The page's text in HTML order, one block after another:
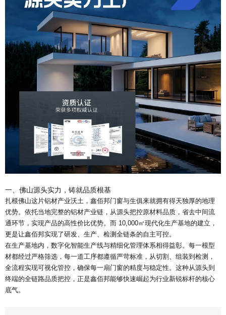
一、佛山源头实力，铸就品质根基
扎根佛山这片铝材产业沃土，鑫佰邦门窗与生俱来就拥有得天独厚的地理
优势。依托当地完整的铝材产业链，从源头把控原材料品质，省去中间流
通环节，实现产品的高性价比优势。而 10,000㎡现代化生产基地的建立，
更是让鑫佰邦实现了研发、生产、检测全链条的自主可控。
在生产基地内，数字化智能生产线与精细化管理体系相得益彰。每一根型
材都经过严格筛选，每一道工序都遵循严苛标准，从切割、组装到检测，
全流程实现可视化管控，确保每一扇门窗的精度与稳定性。这种从源头到
终端的全链路品质把控，正是鑫佰邦能够快速崛起为行业新锐标杆的核心
底气。